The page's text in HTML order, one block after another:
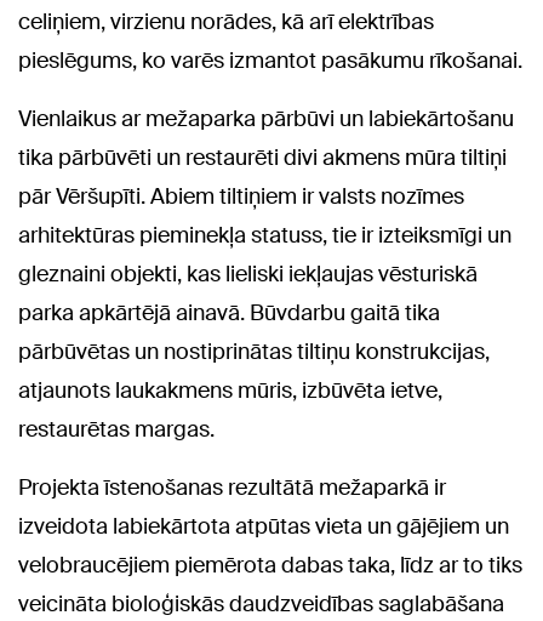
celiņiem, virzienu norādes, kā arī elektrības
pieslēgums, ko varēs izmantot pasākumu rīkošanai.
Vienlaikus ar mežaparka pārbūvi un labiekārtošanu
tika pārbūvēti un restaurēti divi akmens mūra tiltiņi
pār Vēršupīti. Abiem tiltiņiem ir valsts nozīmes
arhitektūras pieminekļa statuss, tie ir izteiksmīgi un
gleznaini objekti, kas lieliski iekļaujas vēsturiskā
parka apkārtējā ainavā. Būvdarbu gaitā tika
pārbūvētas un nostiprinātas tiltiņu konstrukcijas,
atjaunots laukakmens mūris, izbūvēta ietve,
restaurētas margas.
Projekta īstenošanas rezultātā mežaparkā ir
izveidota labiekārtota atpūtas vieta un gājējiem un
velobraucējiem piemērota dabas taka, līdz ar to tiks
veicināta bioloģiskās daudzveidības saglabāšana